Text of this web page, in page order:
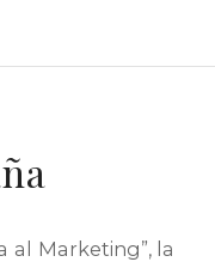
al Marketing”, la